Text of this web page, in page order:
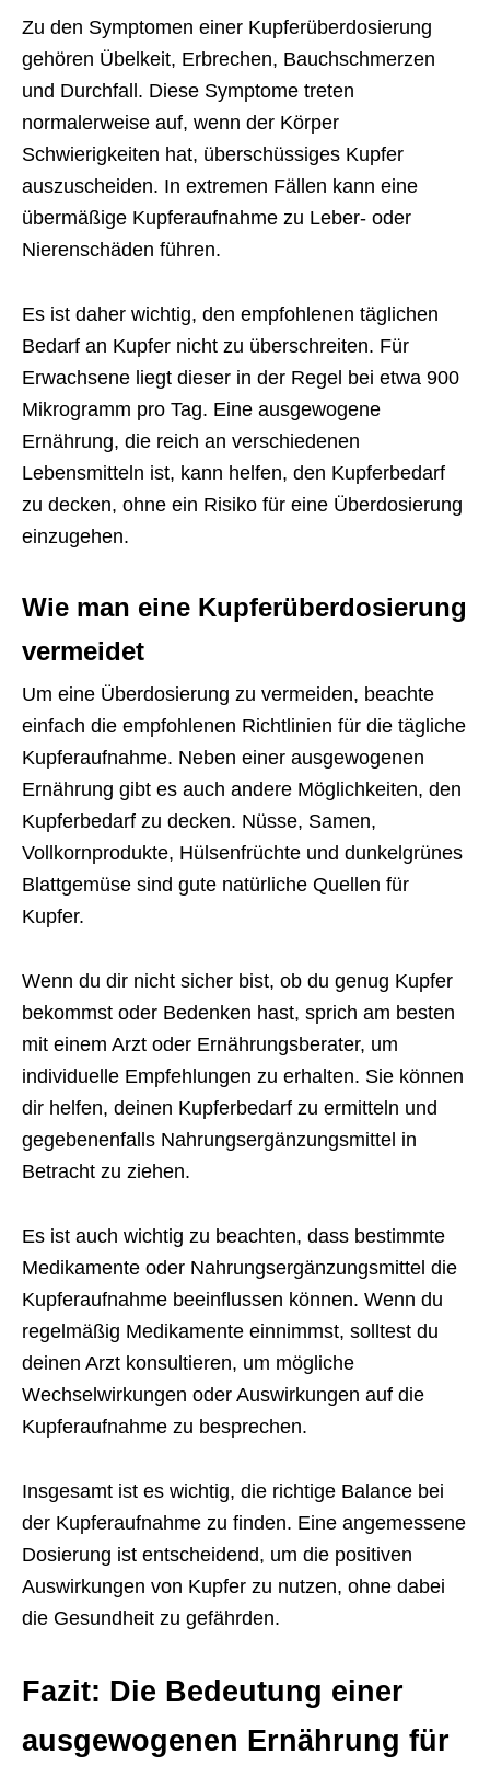
Zu den Symptomen einer Kupferüberdosierung
gehören Übelkeit, Erbrechen, Bauchschmerzen
und Durchfall. Diese Symptome treten
normalerweise auf, wenn der Körper
Schwierigkeiten hat, überschüssiges Kupfer
auszuscheiden. In extremen Fällen kann eine
übermäßige Kupferaufnahme zu Leber- oder
Nierenschäden führen.
Es ist daher wichtig, den empfohlenen täglichen
Bedarf an Kupfer nicht zu überschreiten. Für
Erwachsene liegt dieser in der Regel bei etwa 900
Mikrogramm pro Tag. Eine ausgewogene
Ernährung, die reich an verschiedenen
Lebensmitteln ist, kann helfen, den Kupferbedarf
zu decken, ohne ein Risiko für eine Überdosierung
einzugehen.
Wie man eine Kupferüberdosierung
vermeidet
Um eine Überdosierung zu vermeiden, beachte
einfach die empfohlenen Richtlinien für die tägliche
Kupferaufnahme. Neben einer ausgewogenen
Ernährung gibt es auch andere Möglichkeiten, den
Kupferbedarf zu decken. Nüsse, Samen,
Vollkornprodukte, Hülsenfrüchte und dunkelgrünes
Blattgemüse sind gute natürliche Quellen für
Kupfer.
Wenn du dir nicht sicher bist, ob du genug Kupfer
bekommst oder Bedenken hast, sprich am besten
mit einem Arzt oder Ernährungsberater, um
individuelle Empfehlungen zu erhalten. Sie können
dir helfen, deinen Kupferbedarf zu ermitteln und
gegebenenfalls Nahrungsergänzungsmittel in
Betracht zu ziehen.
Es ist auch wichtig zu beachten, dass bestimmte
Medikamente oder Nahrungsergänzungsmittel die
Kupferaufnahme beeinflussen können. Wenn du
regelmäßig Medikamente einnimmst, solltest du
deinen Arzt konsultieren, um mögliche
Wechselwirkungen oder Auswirkungen auf die
Kupferaufnahme zu besprechen.
Insgesamt ist es wichtig, die richtige Balance bei
der Kupferaufnahme zu finden. Eine angemessene
Dosierung ist entscheidend, um die positiven
Auswirkungen von Kupfer zu nutzen, ohne dabei
die Gesundheit zu gefährden.
Fazit: Die Bedeutung einer
ausgewogenen Ernährung für